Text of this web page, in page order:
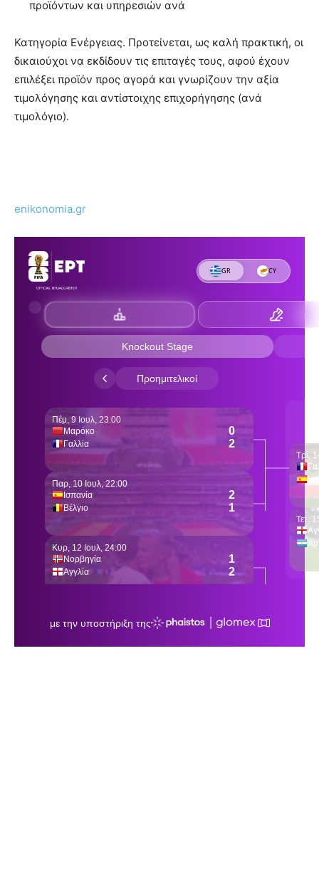
προϊόντων και υπηρεσιών ανά
Κατηγορία Ενέργειας. Προτείνεται, ως καλή πρακτική, οι
δικαιούχοι να εκδίδουν τις επιταγές τους, αφού έχουν
επιλέξει προϊόν προς αγορά και γνωρίζουν την αξία
τιμολόγησης και αντίστοιχης επιχορήγησης (ανά
τιμολόγιο).
enikonomia.gr